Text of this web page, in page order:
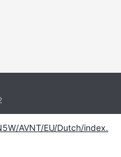
AVNT/EU/Dutch/index.